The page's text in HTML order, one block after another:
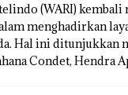
(WARI)
menghadirkan
Hal ini ditunjukkan
Condet, Hendra